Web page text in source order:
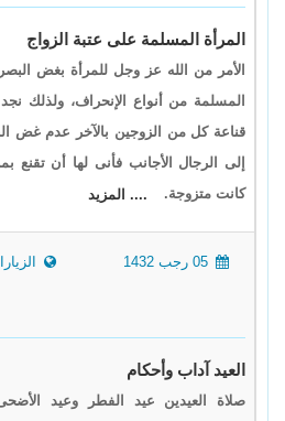
المرأة المسلمة على عتبة الزواج
الأمر من الله عز وجل للمرأة بغض
المسلمة من أنواع الإنحراف، ولذلك
قناعة كل من الزوجين بالآخر عدم غض
إلى الرجال الأجانب فأنى لها أن تقنع
كانت متزوجة.
.... المزيد
العيد آداب وأحكام
صلاة العيدين عيد الفطر وعيد